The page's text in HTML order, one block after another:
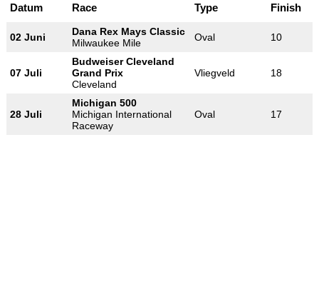
Datum
Race Type Finish
02 Juni
Dana Rex Mays Classic
Milwaukee Mile
Oval 10
07 Juli
Budweiser Cleveland
Grand Prix
Cleveland
Vliegveld 18
28 Juli
Michigan 500
Michigan International
Raceway
Oval 17